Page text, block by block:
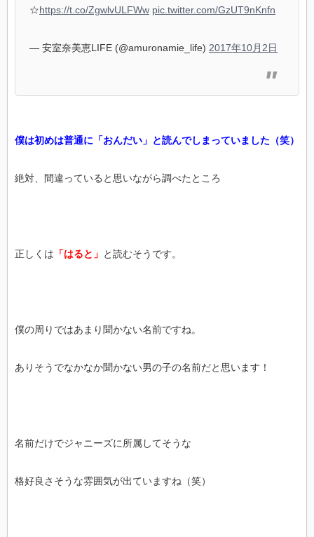
☆https://t.co/ZgwlvULFWw pic.twitter.com/GzUT9nKnfn
— 安室奈美恵LIFE (@amuronamie_life) 2017年10月2日
僕は初めは普通に「おんだい」と読んでしまっていました（笑）
絶対、間違っていると思いながら調べたところ
正しくは 「はると」 と読むそうです。
僕の周りではあまり聞かない名前ですね。
ありそうでなかなか聞かない男の子の名前だと思います！
名前だけでジャニーズに所属してそうな
格好良さそうな雰囲気が出ていますね（笑）